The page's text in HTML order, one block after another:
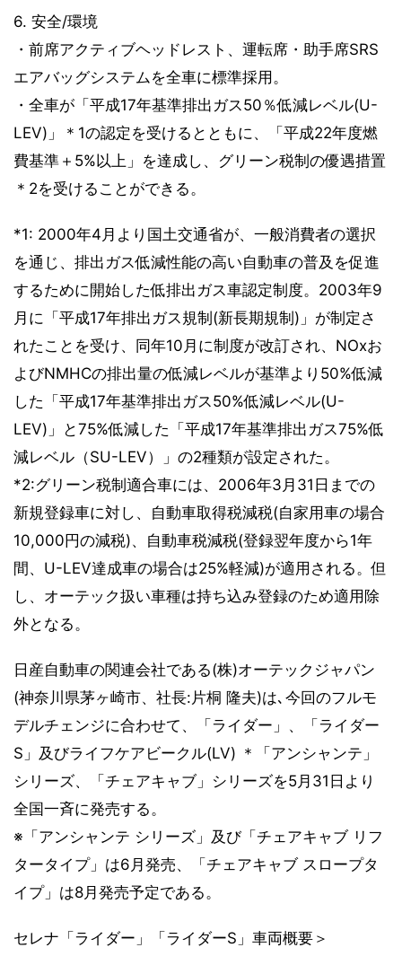
6. 安全/環境
・前席アクティブヘッドレスト、運転席・助手席SRS
エアバッグシステムを全車に標準採用。
・全車が「平成17年基準排出ガス50％低減レベル(U-
LEV)」＊1の認定を受けるとともに、「平成22年度燃
費基準＋5%以上」を達成し、グリーン税制の優遇措置
＊2を受けることができる。
*1: 2000年4月より国土交通省が、一般消費者の選択
を通じ、排出ガス低減性能の高い自動車の普及を促進
するために開始した低排出ガス車認定制度。2003年9
月に「平成17年排出ガス規制(新長期規制)」が制定さ
れたことを受け、同年10月に制度が改訂され、NOxお
よびNMHCの排出量の低減レベルが基準より50%低減
した「平成17年基準排出ガス50%低減レベル(U-
LEV)」と75%低減した「平成17年基準排出ガス75%低
減レベル（SU-LEV）」の2種類が設定された。
*2:グリーン税制適合車には、2006年3月31日までの
新規登録車に対し、自動車取得税減税(自家用車の場合
10,000円の減税)、自動車税減税(登録翌年度から1年
間、U-LEV達成車の場合は25%軽減)が適用される。但
し、オーテック扱い車種は持ち込み登録のため適用除
外となる。
日産自動車の関連会社である(株)オーテックジャパン
(神奈川県茅ヶ崎市、社長:片桐 隆夫)は､今回のフルモ
デルチェンジに合わせて、「ライダー」、「ライダー
S」及びライフケアビークル(LV) ＊「アンシャンテ」
シリーズ、「チェアキャブ」シリーズを5月31日より
全国一斉に発売する。
※「アンシャンテ シリーズ」及び「チェアキャブ リフ
タータイプ」は6月発売、「チェアキャブ スロープタ
イプ」は8月発売予定である。
セレナ「ライダー」「ライダーS」車両概要＞